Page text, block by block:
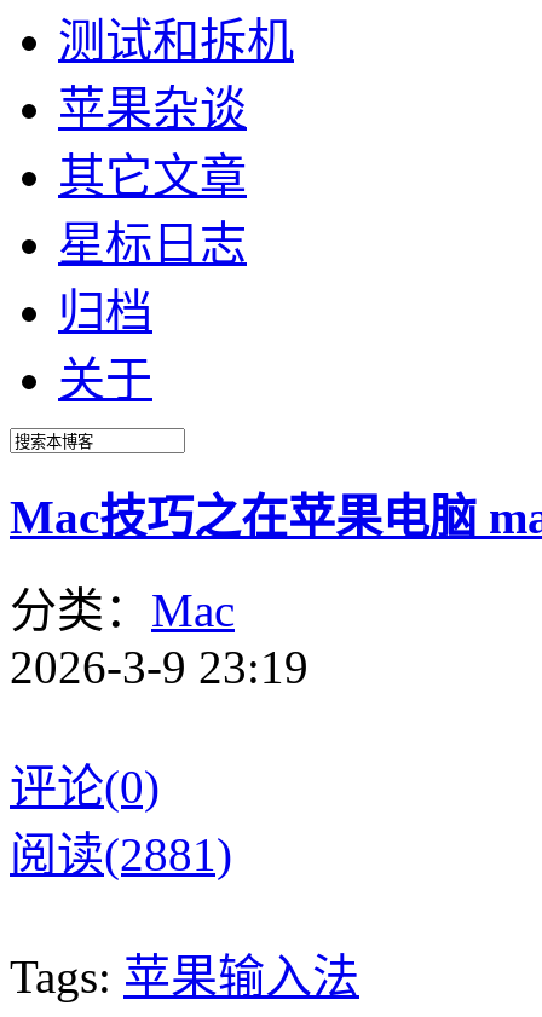
测试和拆机
苹果杂谈
其它文章
星标日志
归档
关于
Mac技巧之在苹果电脑
分类： Mac
2026-3-9 23:19
评论(0)
阅读(2881)
Tags: 苹果输入法